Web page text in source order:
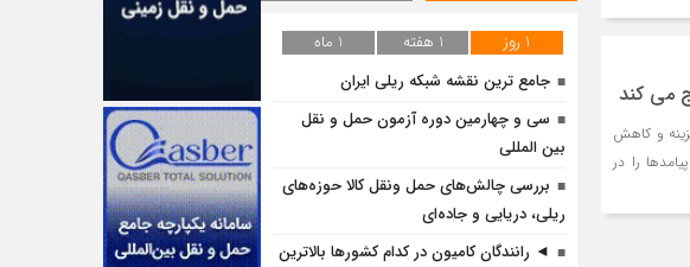
و کاهش
را در
1 روز 1 هفته
1 ماه
جامع ترین نقشه شبکه ریلی ایران
سی و چهارمین دوره آزمون حمل و نقل
بین المللی
بررسی چالش‌های حمل ونقل کالا حوزه‌های
ریلی، دریایی و جاده‌ای
◄ رانندگان کامیون در کدام کشورها بالاترین